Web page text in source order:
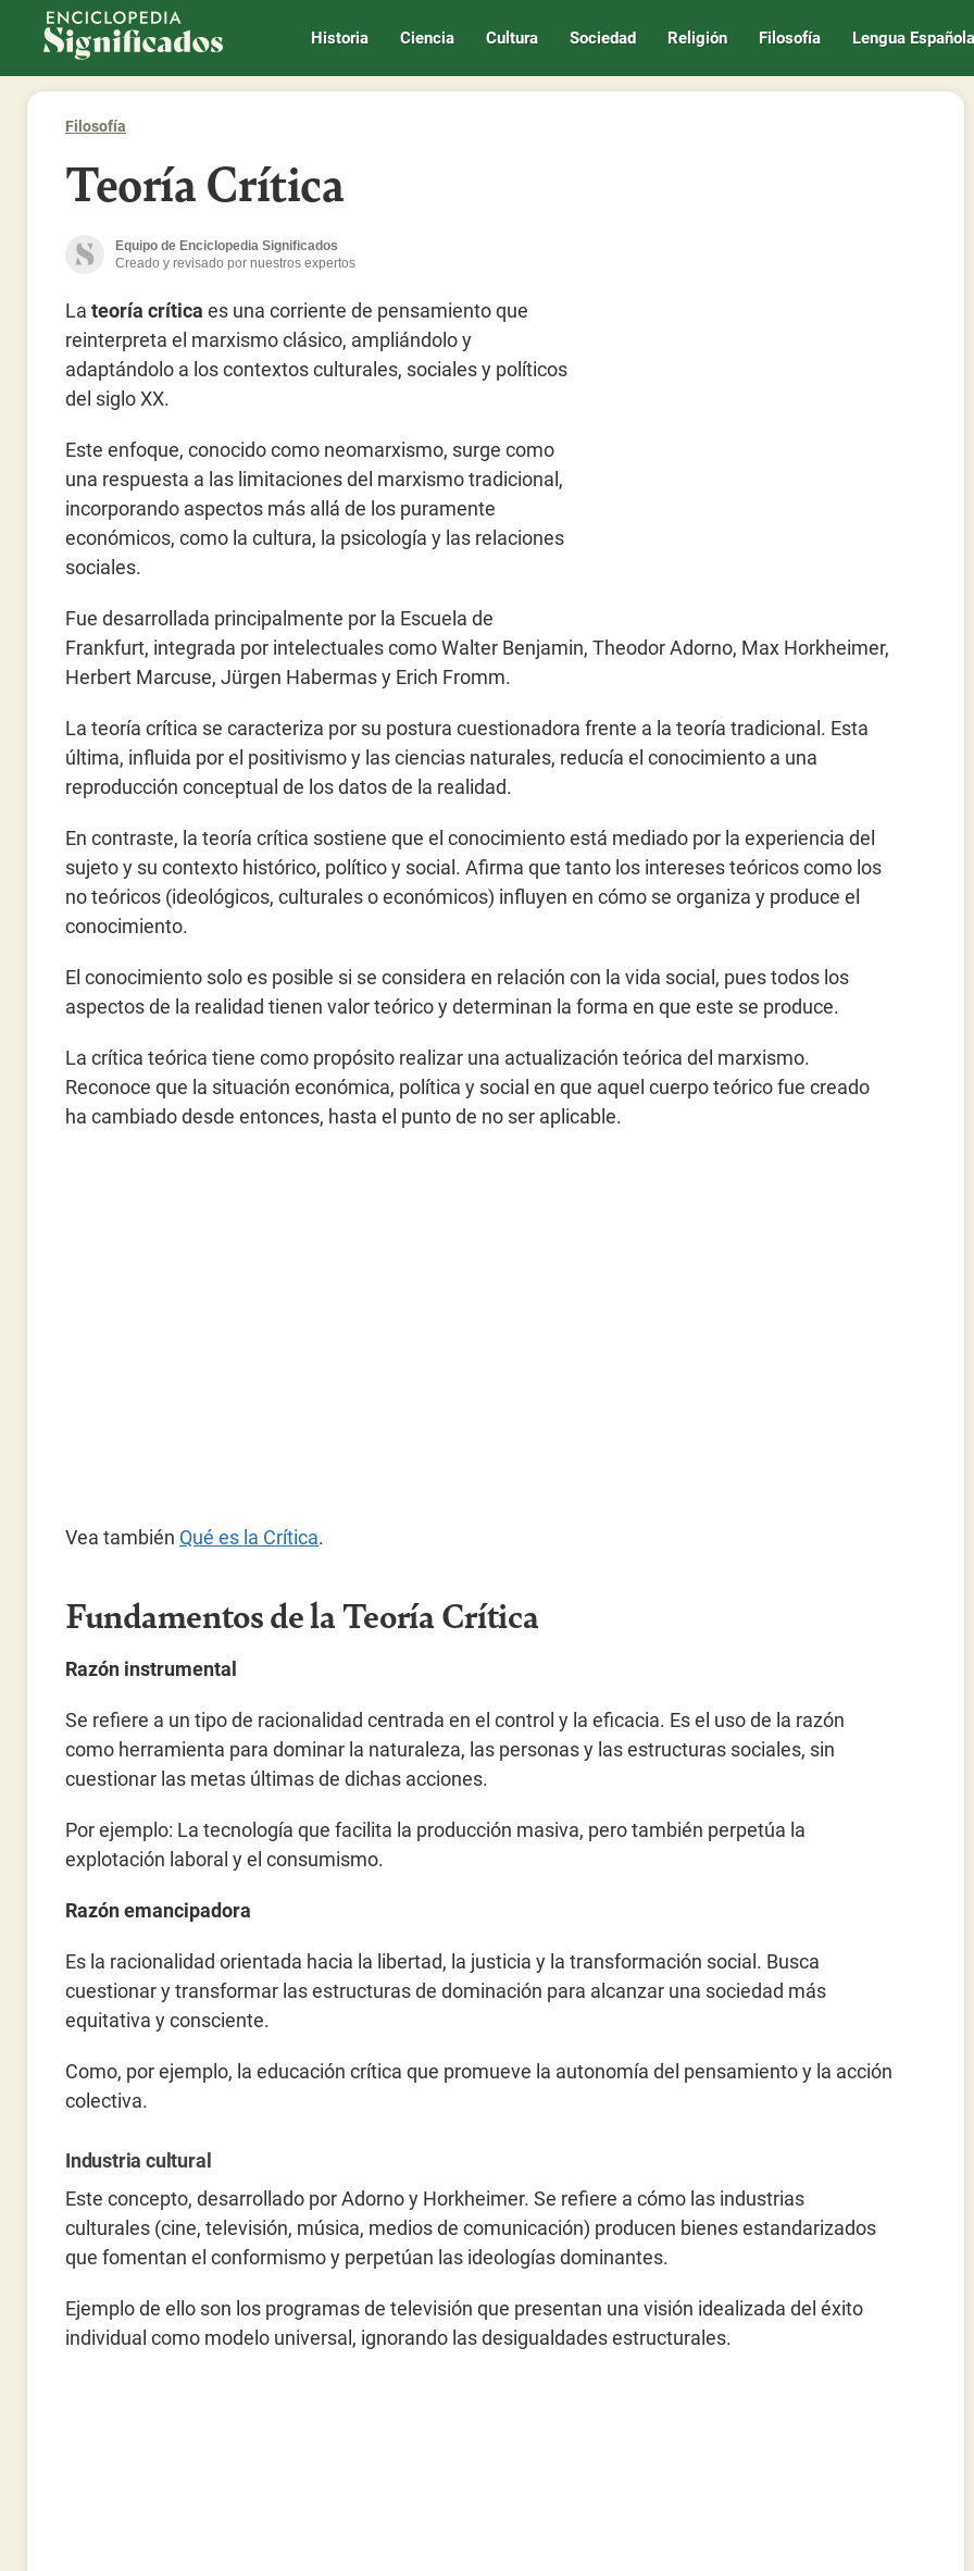
Enciclopedia Significados
Historia Ciencia Cultura Sociedad Religión Filosofía Lengua Española
Filosofía
Teoría Crítica
Equipo de Enciclopedia Significados
Creado y revisado por nuestros expertos
La teoría crítica es una corriente de pensamiento que
reinterpreta el marxismo clásico, ampliándolo y
adaptándolo a los contextos culturales, sociales y políticos
del siglo XX.
Este enfoque, conocido como neomarxismo, surge como
una respuesta a las limitaciones del marxismo tradicional,
incorporando aspectos más allá de los puramente
económicos, como la cultura, la psicología y las relaciones
sociales.
Fue desarrollada principalmente por la Escuela de
Frankfurt, integrada por intelectuales como Walter Benjamin, Theodor Adorno, Max Horkheimer,
Herbert Marcuse, Jürgen Habermas y Erich Fromm.
La teoría crítica se caracteriza por su postura cuestionadora frente a la teoría tradicional. Esta
última, influida por el positivismo y las ciencias naturales, reducía el conocimiento a una
reproducción conceptual de los datos de la realidad.
En contraste, la teoría crítica sostiene que el conocimiento está mediado por la experiencia del
sujeto y su contexto histórico, político y social. Afirma que tanto los intereses teóricos como los
no teóricos (ideológicos, culturales o económicos) influyen en cómo se organiza y produce el
conocimiento.
El conocimiento solo es posible si se considera en relación con la vida social, pues todos los
aspectos de la realidad tienen valor teórico y determinan la forma en que este se produce.
La crítica teórica tiene como propósito realizar una actualización teórica del marxismo.
Reconoce que la situación económica, política y social en que aquel cuerpo teórico fue creado
ha cambiado desde entonces, hasta el punto de no ser aplicable.
Vea también Qué es la Crítica.
Fundamentos de la Teoría Crítica
Razón instrumental
Se refiere a un tipo de racionalidad centrada en el control y la eficacia. Es el uso de la razón
como herramienta para dominar la naturaleza, las personas y las estructuras sociales, sin
cuestionar las metas últimas de dichas acciones.
Por ejemplo: La tecnología que facilita la producción masiva, pero también perpetúa la
explotación laboral y el consumismo.
Razón emancipadora
Es la racionalidad orientada hacia la libertad, la justicia y la transformación social. Busca
cuestionar y transformar las estructuras de dominación para alcanzar una sociedad más
equitativa y consciente.
Como, por ejemplo, la educación crítica que promueve la autonomía del pensamiento y la acción
colectiva.
Industria cultural
Este concepto, desarrollado por Adorno y Horkheimer. Se refiere a cómo las industrias
culturales (cine, televisión, música, medios de comunicación) producen bienes estandarizados
que fomentan el conformismo y perpetúan las ideologías dominantes.
Ejemplo de ello son los programas de televisión que presentan una visión idealizada del éxito
individual como modelo universal, ignorando las desigualdades estructurales.